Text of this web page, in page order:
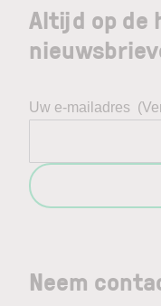
Neem
Altijd op de
Uw e-mailadres